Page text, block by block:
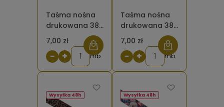
Taśma nośna
drukowana 38
mm Zielone
liście paproci
7,00 zł
− + mb
Taśma nośna
drukowana 38
mm
Młodzieżowy
mix kawai
7,00 zł
− + mb
Wysyłka 48h Wysyłka 48h